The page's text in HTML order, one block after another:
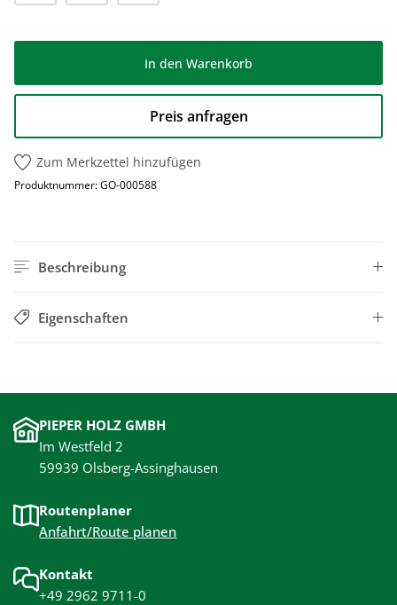
In den Warenkorb
Preis anfragen
Zum Merkzettel hinzufügen
Produktnummer:GO-000588
Beschreibung
Eigenschaften
PIEPER HOLZ GMBH
Im Westfeld 2
59939 Olsberg-Assinghausen
Routenplaner
Anfahrt/Route planen
Kontakt
+49 2962 9711-0